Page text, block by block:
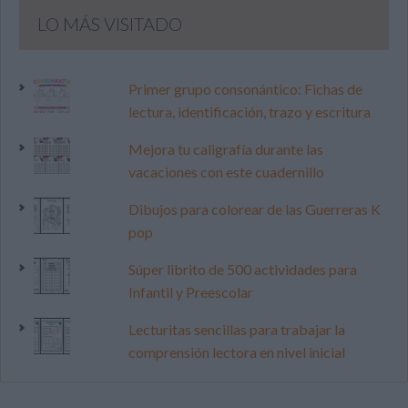
LO MÁS VISITADO
Primer grupo consonántico: Fichas de
lectura, identificación, trazo y escritura
Mejora tu caligrafía durante las
vacaciones con este cuadernillo
Dibujos para colorear de las Guerreras K
pop
Súper librito de 500 actividades para
Infantil y Preescolar
Lecturitas sencillas para trabajar la
comprensión lectora en nivel inicial